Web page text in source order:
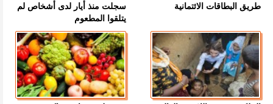
طريق البطاقات الائتمانية
سجلت منذ أيار لدى أشخاص لم
يتلقوا المطعوم